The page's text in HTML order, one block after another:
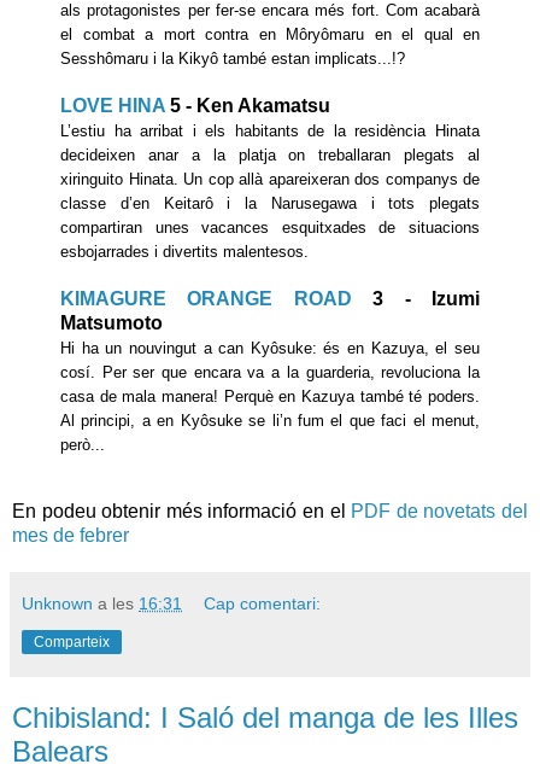
als protagonistes per fer-se encara més fort. Com acabarà
el combat a mort contra en Môryômaru en el qual en
Sesshômaru i la Kikyô també estan implicats...!?
LOVE HINA 5 - Ken Akamatsu
L’estiu ha arribat i els habitants de la residència Hinata
decideixen anar a la platja on treballaran plegats al
xiringuito Hinata. Un cop allà apareixeran dos companys de
classe d’en Keitarô i la Narusegawa i tots plegats
compartiran unes vacances esquitxades de situacions
esbojarrades i divertits malentesos.
KIMAGURE ORANGE ROAD 3 - Izumi
Matsumoto
Hi ha un nouvingut a can Kyôsuke: és en Kazuya, el seu
cosí. Per ser que encara va a la guarderia, revoluciona la
casa de mala manera! Perquè en Kazuya també té poders.
Al principi, a en Kyôsuke se li’n fum el que faci el menut,
però...
En podeu obtenir més informació en el PDF de novetats del
mes de febrer
Unknown a les 16:31 Cap comentari:
Comparteix
Chibisland: I Saló del manga de les Illes
Balears